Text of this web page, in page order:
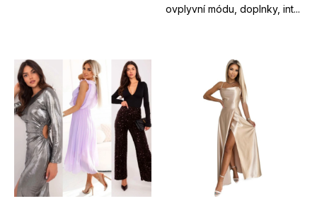
ovplyvní módu, doplnky, int...